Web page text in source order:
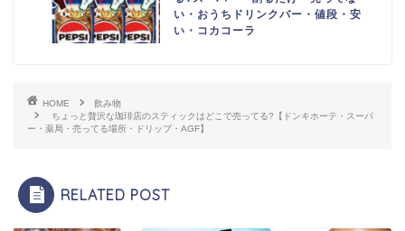
い・おうちドリンクバー・値段・安
い・コカコーラ
HOME
飲み物
ちょっと贅沢な珈琲店のスティックはどこで売ってる?【ドンキホーテ・スーパ
ー・薬局・売ってる場所・ドリップ・AGF】
RELATED POST